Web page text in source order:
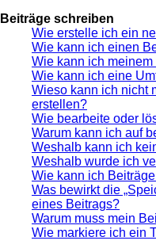
Beiträge schreiben
Wie erstelle ich ein
Wie kann ich einen
Wie kann ich
Wie kann ich eine
Wieso kann ich nicht
erstellen?
Wie bearbeite oder
Warum kann ich auf
Weshalb kann ich
Weshalb wurde ich
Wie kann ich
Was bewirkt die
eines Beitrags?
Warum muss mein
Wie markiere ich ein